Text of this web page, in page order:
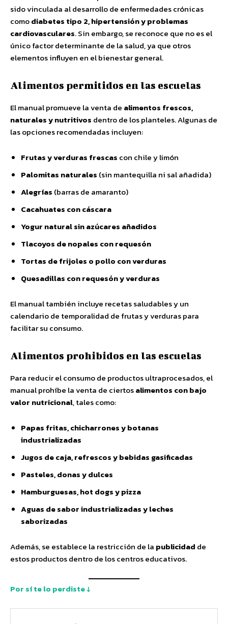
sido vinculada al desarrollo de enfermedades crónicas
comodiabetes tipo 2, hipertensión y problemas
cardiovasculares. Sin embargo, se reconoce que no es el
único factor determinante de la salud, ya que otros
elementos influyen en el bienestar general.
Alimentos permitidos en las escuelas
El manual promueve la venta de alimentos frescos,
naturales y nutritivos dentro de los planteles. Algunas de
las opciones recomendadas incluyen:
Frutas y verduras frescas con chile y limón
Palomitas naturales (sin mantequilla ni sal añadida)
Alegrías (barras de amaranto)
Cacahuates con cáscara
Yogur natural sin azúcares añadidos
Tlacoyos de nopales con requesón
Tortas de frijoles o pollo con verduras
Quesadillas con requesón y verduras
El manual también incluye recetas saludables y un
calendario de temporalidad de frutas y verduras para
facilitar su consumo.
Alimentos prohibidos en las escuelas
Para reducir el consumo de productos ultraprocesados, el
manual prohíbe la venta de ciertosalimentos con bajo
valor nutricional, tales como:
Papas fritas, chicharrones y botanas
industrializadas
Jugos de caja, refrescos y bebidas gasificadas
Pasteles, donas y dulces
Hamburguesas, hot dogs y pizza
Aguas de sabor industrializadas y leches
saborizadas
Además, se establece la restricción de la publicidad de
estos productos dentro de los centros educativos.
Por sí te lo perdiste ↓